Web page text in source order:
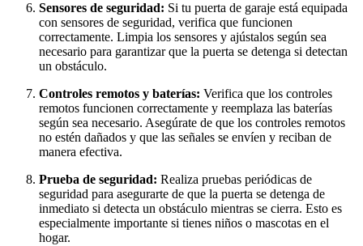
Sensores de seguridad: Si tu puerta de garaje está equipada
con sensores de seguridad, verifica que funcionen
correctamente. Limpia los sensores y ajústalos según sea
necesario para garantizar que la puerta se detenga si detectan
un obstáculo.
Controles remotos y baterías: Verifica que los controles
remotos funcionen correctamente y reemplaza las baterías
según sea necesario. Asegúrate de que los controles remotos
no estén dañados y que las señales se envíen y reciban de
manera efectiva.
Prueba de seguridad: Realiza pruebas periódicas de
seguridad para asegurarte de que la puerta se detenga de
inmediato si detecta un obstáculo mientras se cierra. Esto es
especialmente importante si tienes niños o mascotas en el
hogar.